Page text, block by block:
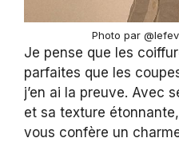
Photo par
Je pense que les
parfaites que les
j’en ai la preuve. Avec
et sa texture
vous confère un